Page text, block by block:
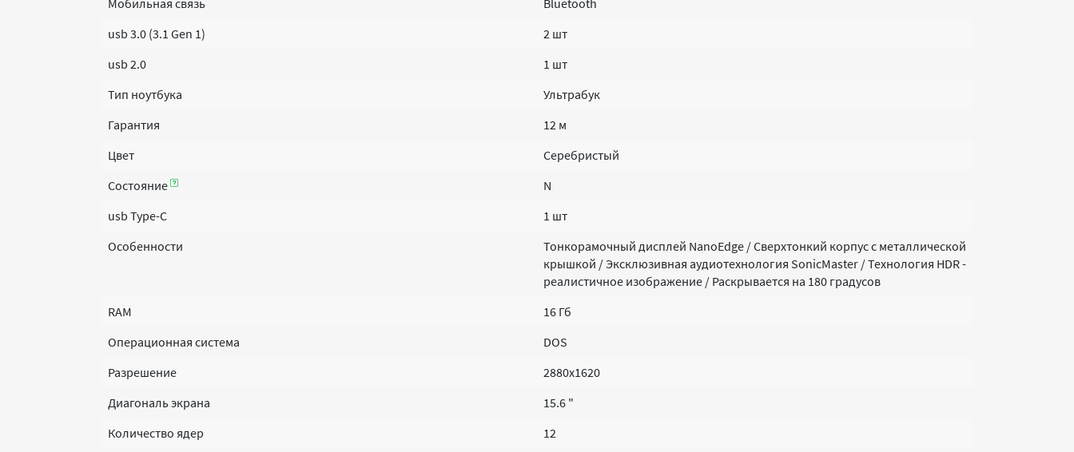
Мобильная связь
Bluetooth
usb 3.0 (3.1 Gen 1)
2 шт
usb 2.0
1 шт
Тип ноутбука
Ультрабук
Гарантия
12 м
Цвет
Серебристый
Состояние
N
usb Type-C
1 шт
Особенности
Тонкорамочный дисплей NanoEdge / Сверхтонкий корпус с металлической
крышкой / Эксклюзивная аудиотехнология SonicMaster / Технология HDR -
реалистичное изображение / Раскрывается на 180 градусов
RAM
16 Гб
Операционная система
DOS
Разрешение
2880х1620
Диагональ экрана
15.6 "
Количество ядер
12